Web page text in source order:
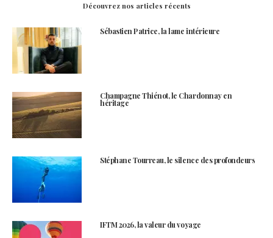
Découvrez nos articles récents
Sébastien Patrice, la lame intérieure
Champagne Thiénot, le Chardonnay en
héritage
Stéphane Tourreau, le silence des profondeurs
IFTM 2026, la valeur du voyage